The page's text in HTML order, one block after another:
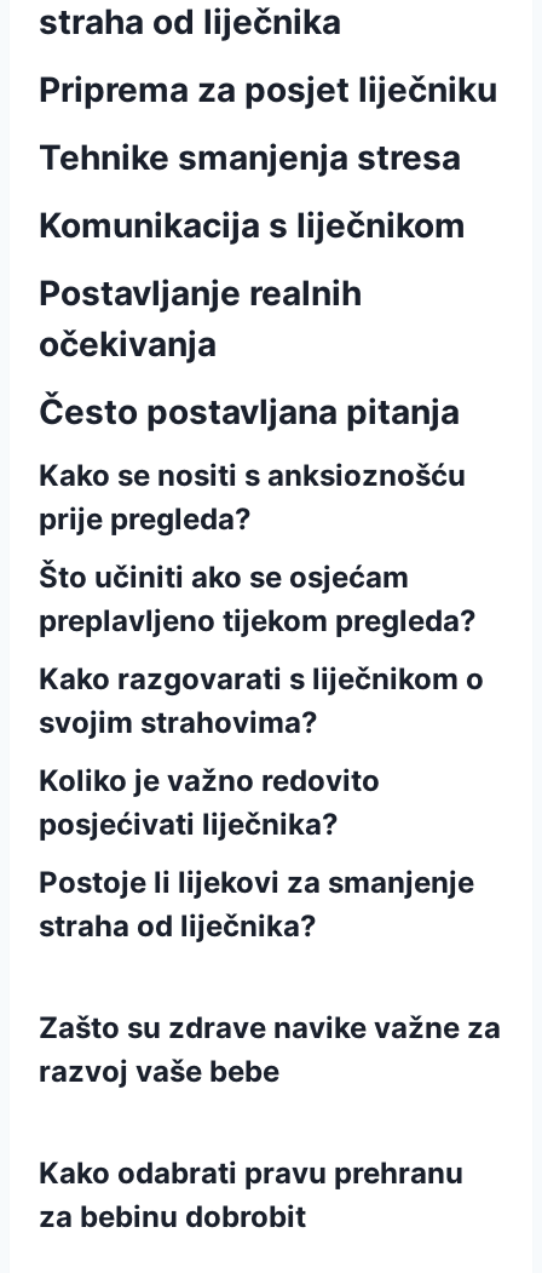
straha od liječnika
Priprema za posjet liječniku
Tehnike smanjenja stresa
Komunikacija s liječnikom
Postavljanje realnih
očekivanja
Često postavljana pitanja
Kako se nositi s anksioznošću
prije pregleda?
Što učiniti ako se osjećam
preplavljeno tijekom pregleda?
Kako razgovarati s liječnikom o
svojim strahovima?
Koliko je važno redovito
posjećivati liječnika?
Postoje li lijekovi za smanjenje
straha od liječnika?
Zašto su zdrave navike važne za
razvoj vaše bebe
Kako odabrati pravu prehranu
za bebinu dobrobit